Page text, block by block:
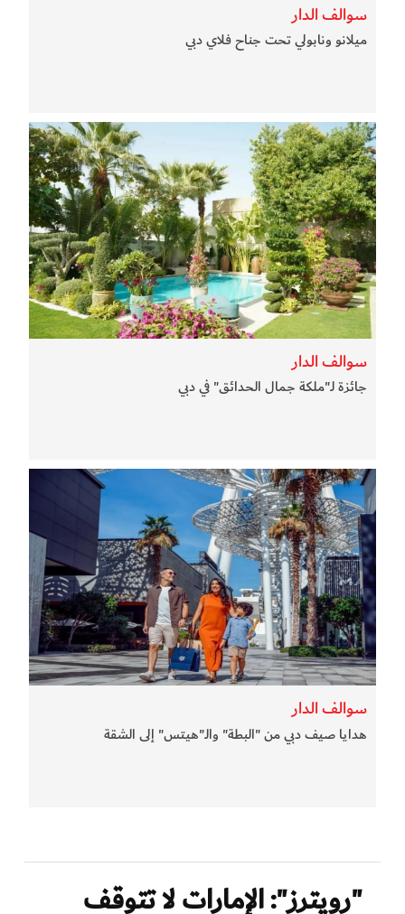
سوالف الدار
ميلانو ونابولي تحت جناح فلاي دبي
سوالف الدار
جائزة لـ"ملكة جمال الحدائق" في دبي
سوالف الدار
هدايا صيف دبي من "البطة" والـ"هيتس" إلى الشقة
"رويترز": الإمارات لا تتوقف